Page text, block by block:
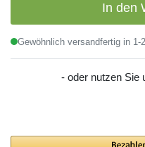
In den
Gewöhnlich versandfertig in 1-
- oder nutzen Sie